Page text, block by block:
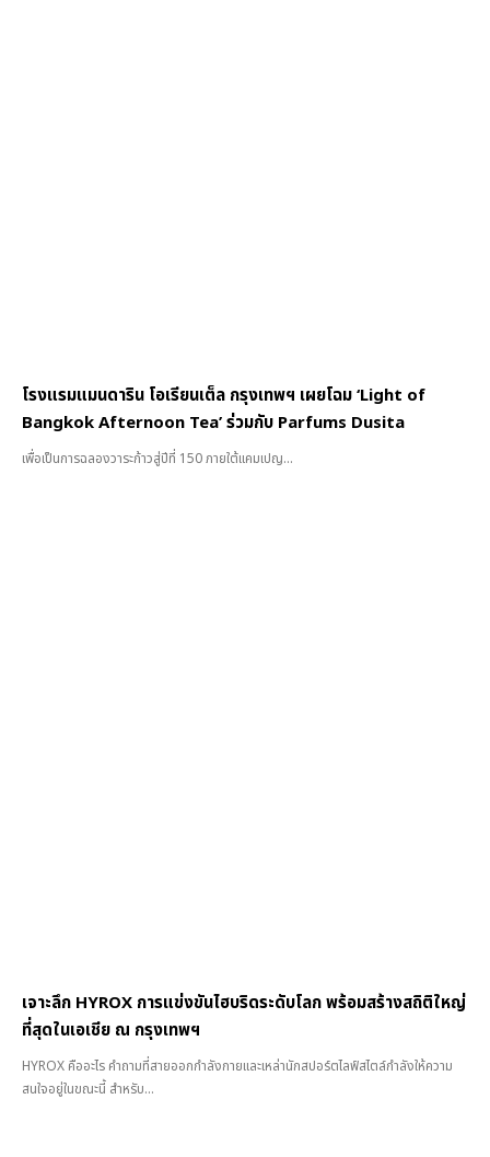
โรงแรมแมนดาริน โอเรียนเต็ล กรุงเทพฯ เผยโฉม ‘Light of
Bangkok Afternoon Tea’ ร่วมกับ Parfums Dusita
เพื่อเป็นการฉลองวาระก้าวสู่ปีที่ 150 ภายใต้แคมเปญ...
เจาะลึก HYROX การแข่งขันไฮบริดระดับโลก พร้อมสร้างสถิติใหญ่
ที่สุดในเอเชีย ณ กรุงเทพฯ
HYROX คืออะไร คำถามที่สายออกกำลังกายและเหล่านักสปอร์ตไลฟ์สไตล์กำลังให้ความ
สนใจอยู่ในขณะนี้ สำหรับ...